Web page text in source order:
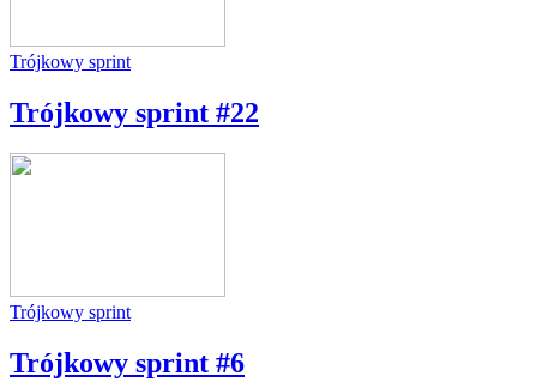
Trójkowy sprint
Trójkowy sprint #22
Trójkowy sprint
Trójkowy sprint #6